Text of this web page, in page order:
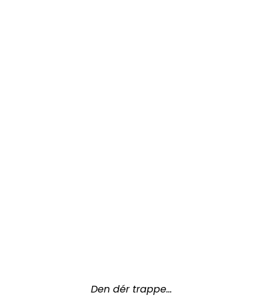
Den dér trappe…